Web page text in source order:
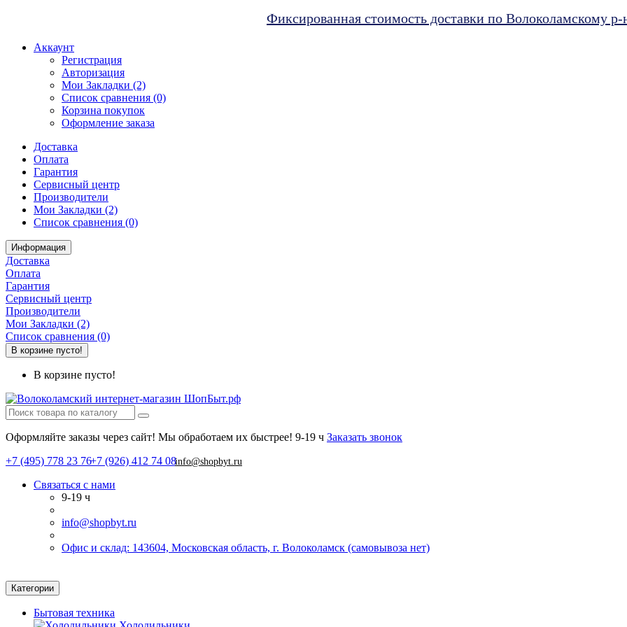
Фиксированная стоимость доставки по Волоколамскому
Аккаунт
Регистрация
Авторизация
Мои Закладки (2)
Список сравнения (0)
Корзина покупок
Оформление заказа
Доставка
Оплата
Гарантия
Сервисный центр
Производители
Мои Закладки (2)
Список сравнения (0)
Информация
Доставка
Оплата
Гарантия
Сервисный центр
Производители
Мои Закладки (2)
Список сравнения (0)
В корзине пусто!
В корзине пусто!
Оформляйте заказы через сайт! Мы обработаем их быстрее! 9-19 ч Заказать звонок
+7 (495) 778 23 76+7 (926) 412 74 08info@shopbyt.ru
Связаться с нами
9-19 ч
info@shopbyt.ru
Офис и склад: 143604, Московская область, г. Волоколамск (самовывоза нет)
Категории
Бытовая техника